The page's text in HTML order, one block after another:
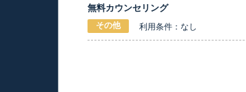
無料カウンセリング
その他 利用条件：なし